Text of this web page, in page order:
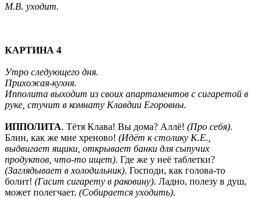
М.В. уходит.
КАРТИНА 4
Утро следующего дня.
Прихожая-кухня.
Ипполита выходит из своих апартаментов с сигаретой в
руке, стучит в комнату Клавдии Егоровны.
ИППОЛИТА. Тётя Клава! Вы дома? Аллё! (Про себя).
Блин, как же мне хреново! (Идёт к столику К.Е.,
выдвигает ящики, открывает банки для сыпучих
продуктов, что-то ищет). Где же у неё таблетки?
(Заглядывает в холодильник). Господи, как голова-то
болит! (Гасит сигарету в раковину). Ладно, полезу в душ,
может полегчает. (Собирается уходить).